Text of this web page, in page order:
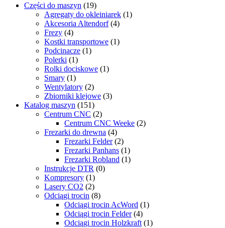
Części do maszyn (19)
Agregaty do okleiniarek (1)
Akcesoria Altendorf (4)
Frezy (4)
Kostki transportowe (1)
Podcinacze (1)
Polerki (1)
Rolki dociskowe (1)
Smary (1)
Wentylatory (2)
Zbiorniki klejowe (3)
Katalog maszyn (151)
Centrum CNC (2)
Centrum CNC Weeke (2)
Frezarki do drewna (4)
Frezarki Felder (2)
Frezarki Panhans (1)
Frezarki Robland (1)
Instrukcje DTR (0)
Kompresory (1)
Lasery CO2 (2)
Odciągi trocin (8)
Odciągi trocin AcWord (1)
Odciągi trocin Felder (4)
Odciągi trocin Holzkraft (1)